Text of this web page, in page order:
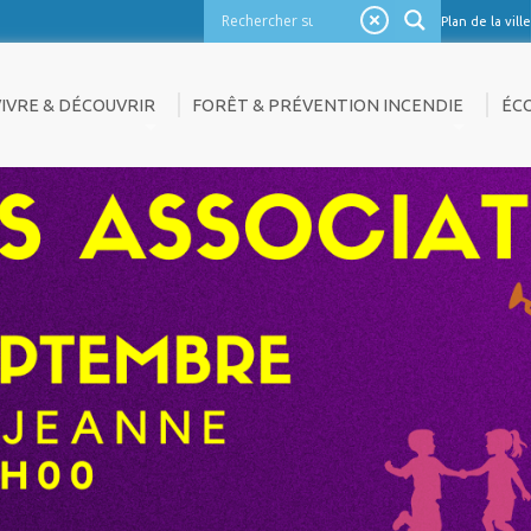
Plan de la ville
& DÉCOUVRIR
ASSOCIATIVE
DE LA VILLE
FORÊT & PRÉVENTION INCENDIE
LES BONS RÉFLEXES EN CAS D’INCENDIE
OLD ET AUTOPROTECTION
ACCÈS AUX MASSIFS
LA FORÊT MÉDITERRANÉENNE A
BESOIN D’ENTRETIEN
RÉSERVE COMMUNALE DE SÉCURITÉ
CIVILE